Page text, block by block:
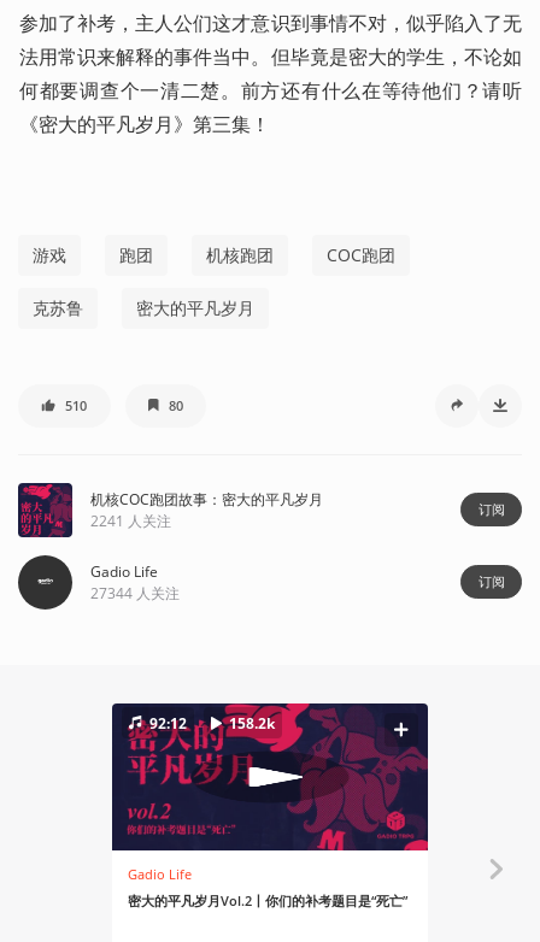
参加了补考，主人公们这才意识到事情不对，似乎陷入了无
法用常识来解释的事件当中。但毕竟是密大的学生，不论如
何都要调查个一清二楚。前方还有什么在等待他们？请听
《密大的平凡岁月》第三集！
游戏 跑团 机核跑团 COC跑团
克苏鲁 密大的平凡岁月
510 80
机核COC跑团故事：密大的平凡岁月
2241 人关注
订阅
Gadio Life
27344 人关注
订阅
92:12 158.2k
Gadio Life
密大的平凡岁月Vol.2丨你们的补考题目是“死亡”
Gadio Life